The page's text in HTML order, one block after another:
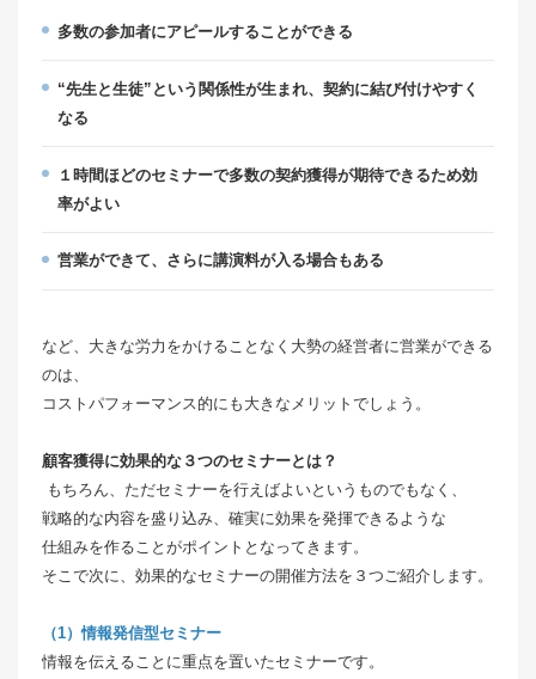
多数の参加者にアピールすることができる
“先生と生徒”という関係性が生まれ、契約に結び付けやすく
なる
１時間ほどのセミナーで多数の契約獲得が期待できるため効
率がよい
営業ができて、さらに講演料が入る場合もある
など、大きな労力をかけることなく大勢の経営者に営業ができる
のは、
コストパフォーマンス的にも大きなメリットでしょう。
顧客獲得に効果的な３つのセミナーとは？
もちろん、ただセミナーを行えばよいというものでもなく、
戦略的な内容を盛り込み、確実に効果を発揮できるような
仕組みを作ることがポイントとなってきます。
そこで次に、効果的なセミナーの開催方法を３つご紹介します。
（1）情報発信型セミナー
情報を伝えることに重点を置いたセミナーです。